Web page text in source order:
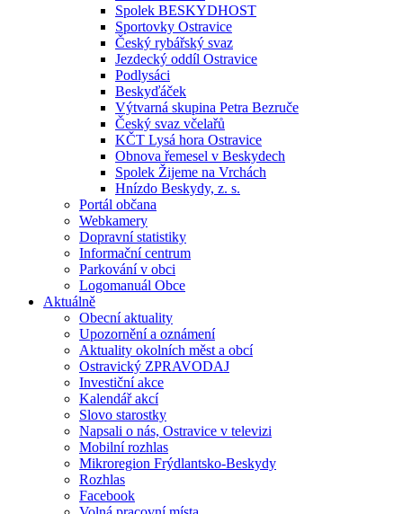
Spolek BESKYDHOST
Sportovky Ostravice
Český rybářský svaz
Jezdecký oddíl Ostravice
Podlysáci
Beskyďáček
Výtvarná skupina Petra Bezruče
Český svaz včelařů
KČT Lysá hora Ostravice
Obnova řemesel v Beskydech
Spolek Žijeme na Vrchách
Hnízdo Beskydy, z. s.
Portál občana
Webkamery
Dopravní statistiky
Informační centrum
Parkování v obci
Logomanuál Obce
Aktuálně
Obecní aktuality
Upozornění a oznámení
Aktuality okolních měst a obcí
Ostravický ZPRAVODAJ
Investiční akce
Kalendář akcí
Slovo starostky
Napsali o nás, Ostravice v televizi
Mobilní rozhlas
Mikroregion Frýdlantsko-Beskydy
Rozhlas
Facebook